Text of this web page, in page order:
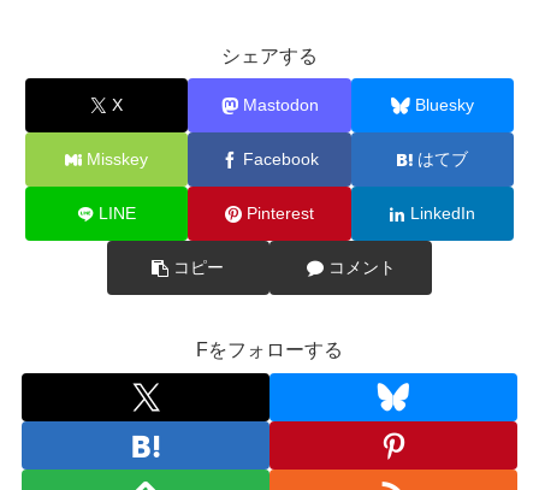
シェアする
X Mastodon Bluesky
Misskey Facebook はてブ
LINE Pinterest LinkedIn
コピー コメント
Fをフォローする